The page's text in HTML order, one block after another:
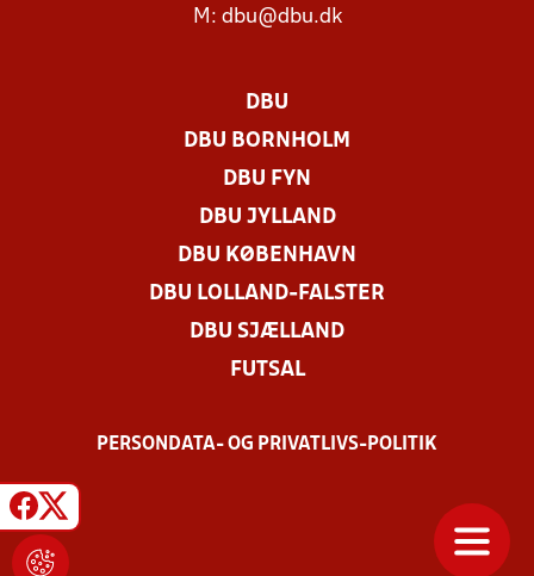
M: dbu@dbu.dk
DBU
DBU BORNHOLM
DBU FYN
DBU JYLLAND
DBU KØBENHAVN
DBU LOLLAND-FALSTER
DBU SJÆLLAND
FUTSAL
PERSONDATA- OG PRIVATLIVS-POLITIK